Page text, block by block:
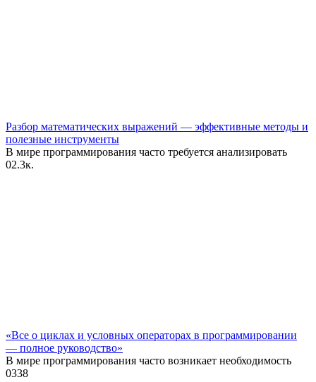
Разбор математических выражений — эффективные методы и
полезные инструменты
В мире программирования часто требуется анализировать
02.3к.
«Все о циклах и условных операторах в программировании
— полное руководство»
В мире программирования часто возникает необходимость
0338